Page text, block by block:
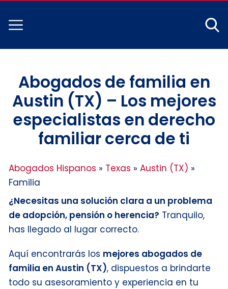
Abogados de familia en
Austin (TX) – Los mejores
especialistas en derecho
familiar cerca de ti
Abogados Hispanos » Texas » Austin (TX) »
Familia
¿Necesitas una solución clara a un problema
de adopción, pensión o herencia? Tranquilo,
has llegado al lugar correcto.
Aquí encontrarás los mejores abogados de
familia en Austin (TX), dispuestos a brindarte
todo su asesoramiento y experiencia en tu